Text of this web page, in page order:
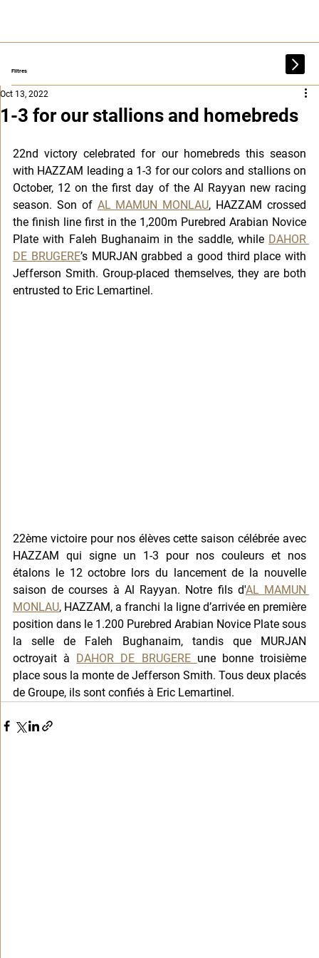
Filtres
1-3 for our stallions and homebreds
Oct 13, 2022
22nd victory celebrated for our homebreds this season
with HAZZAM leading a 1-3 for our colors and stallions on
October, 12 on the first day of the Al Rayyan new racing
season. Son of AL MAMUN MONLAU, HAZZAM crossed
the finish line first in the 1,200m Purebred Arabian Novice
Plate with Faleh Bughanaim in the saddle, while DAHOR
DE BRUGERE’s MURJAN grabbed a good third place with
Jefferson Smith. Group-placed themselves, they are both
entrusted to Eric Lemartinel.
22ème victoire pour nos élèves cette saison célébrée avec
HAZZAM qui signe un 1-3 pour nos couleurs et nos
étalons le 12 octobre lors du lancement de la nouvelle
saison de courses à Al Rayyan. Notre fils d'AL MAMUN
MONLAU, HAZZAM, a franchi la ligne d’arrivée en première
position dans le 1.200 Purebred Arabian Novice Plate sous
la selle de Faleh Bughanaim, tandis que MURJAN
octroyait à DAHOR DE BRUGERE une bonne troisième
place sous la monte de Jefferson Smith. Tous deux placés
de Groupe, ils sont confiés à Eric Lemartinel.